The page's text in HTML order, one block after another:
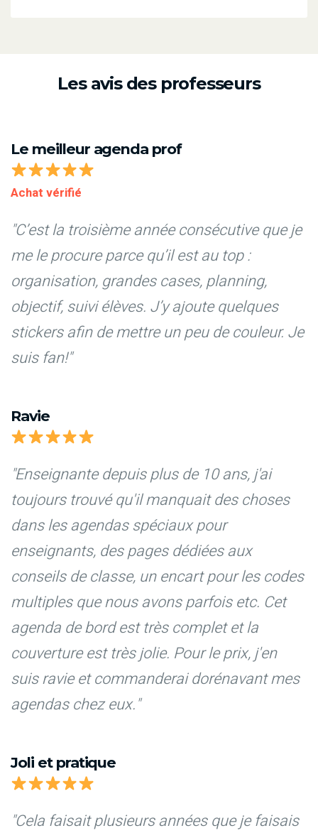
Les avis des professeurs
Le meilleur agenda prof
Achat vérifié
"C’est la troisième année consécutive que je
me le procure parce qu’il est au top :
organisation, grandes cases, planning,
objectif, suivi élèves. J’y ajoute quelques
stickers afin de mettre un peu de couleur. Je
suis fan!"
Ravie
"Enseignante depuis plus de 10 ans, j'ai
toujours trouvé qu'il manquait des choses
dans les agendas spéciaux pour
enseignants, des pages dédiées aux
conseils de classe, un encart pour les codes
multiples que nous avons parfois etc. Cet
agenda de bord est très complet et la
couverture est très jolie. Pour le prix, j'en
suis ravie et commanderai dorénavant mes
agendas chez eux."
Joli et pratique
"Cela faisait plusieurs années que je faisais